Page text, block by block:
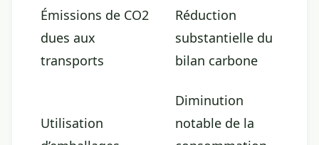
Émissions de CO2
dues aux
transports
Réduction
substantielle du
bilan carbone
Utilisation
Diminution
notable de la